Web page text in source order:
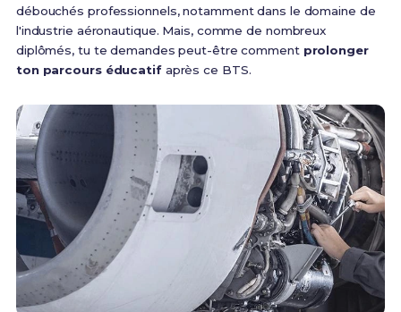
débouchés professionnels, notamment dans le domaine de
l'industrie aéronautique. Mais, comme de nombreux
diplômés, tu te demandes peut-être comment prolonger
ton parcours éducatifaprès ce BTS.